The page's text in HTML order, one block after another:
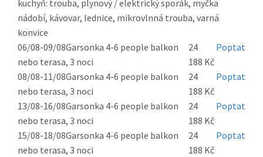
kuchyň: trouba, plynový / elektrický sporák, myčka
nádobí, kávovar, lednice, mikrovlnná trouba, varná
konvice
06/08-09/08Garsonka 4-6 people balkon
nebo terasa, 3 noci
24
188 Kč
Poptat
08/08-11/08Garsonka 4-6 people balkon
nebo terasa, 3 noci
24
188 Kč
Poptat
13/08-16/08Garsonka 4-6 people balkon
nebo terasa, 3 noci
24
188 Kč
Poptat
15/08-18/08Garsonka 4-6 people balkon
nebo terasa, 3 noci
24
188 Kč
Poptat